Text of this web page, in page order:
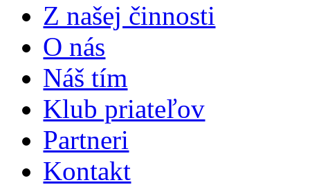
Z našej činnosti
O nás
Náš tím
Klub priateľov
Partneri
Kontakt